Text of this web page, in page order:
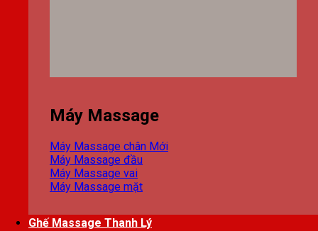
Máy Massage
Máy Massage chân
Máy Massage đầu
Máy Massage vai
Máy Massage mặt
Ghế Massage Thanh Lý